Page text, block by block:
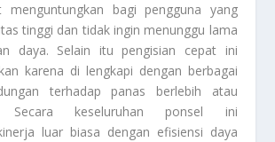
menguntungkan bagi pengguna yang
tinggi dan tidak ingin menunggu lama
daya. Selain itu pengisian cepat ini
karena di lengkapi dengan berbagai
terhadap panas berlebih atau
Secara keseluruhan ponsel ini
luar biasa dengan efisiensi daya